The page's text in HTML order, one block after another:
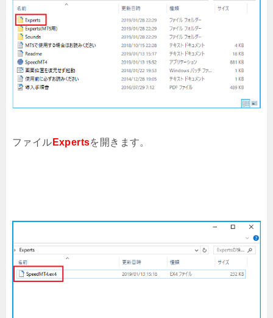
ファイル Expertsを開きます。